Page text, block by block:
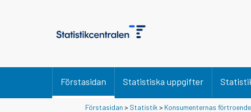
Förstasidan Statistiska uppgifter
Förstasidan > Statistik > Konsumenternas förtroende